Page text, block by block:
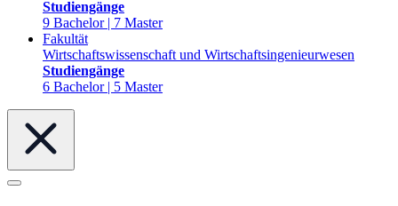
Studiengänge
9 Bachelor | 7 Master
Fakultät
Wirtschaftswissenschaft und Wirtschaftsingenieurwesen
Studiengänge
6 Bachelor | 5 Master